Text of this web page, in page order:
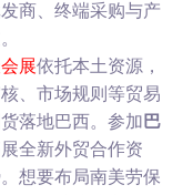
商、终端采购与产
展依托本土资源，
、市场规则等贸易
落地巴西。参加 巴
全新外贸合作资
想要布局南美劳保